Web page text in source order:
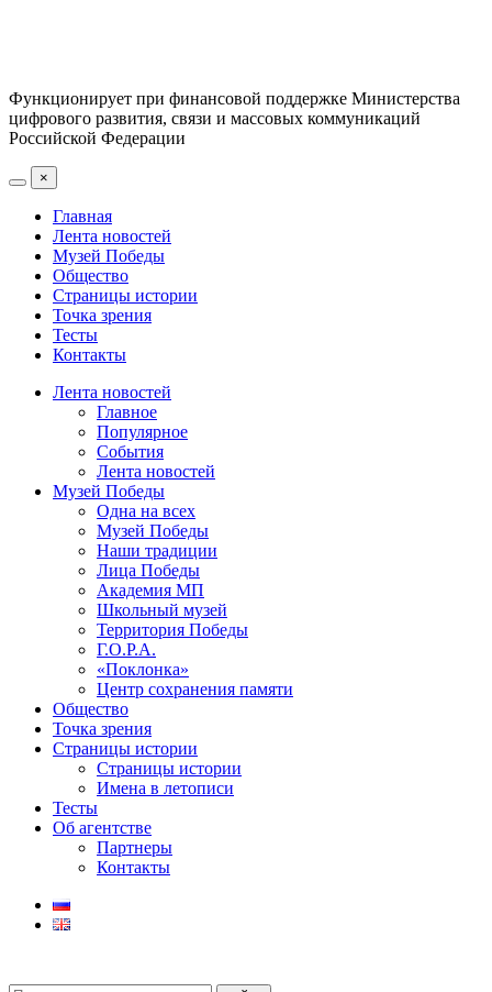
Функционирует при финансовой поддержке Министерства
цифрового развития, связи и массовых коммуникаций
Российской Федерации
×
Главная
Лента новостей
Музей Победы
Общество
Страницы истории
Точка зрения
Тесты
Контакты
Лента новостей
Главное
Популярное
События
Лента новостей
Музей Победы
Одна на всех
Музей Победы
Наши традиции
Лица Победы
Академия МП
Школьный музей
Территория Победы
Г.О.Р.А.
«Поклонка»
Центр сохранения памяти
Общество
Точка зрения
Страницы истории
Страницы истории
Имена в летописи
Тесты
Об агентстве
Партнеры
Контакты